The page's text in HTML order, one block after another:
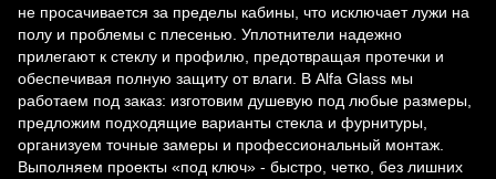
не просачивается за пределы кабины, что исключает лужи на
полу и проблемы с плесенью. Уплотнители надежно
прилегают к стеклу и профилю, предотвращая протечки и
обеспечивая полную защиту от влаги. В Alfa Glass мы
работаем под заказ: изготовим душевую под любые размеры,
предложим подходящие варианты стекла и фурнитуры,
организуем точные замеры и профессиональный монтаж.
Выполняем проекты «под ключ» - быстро, четко, без лишних